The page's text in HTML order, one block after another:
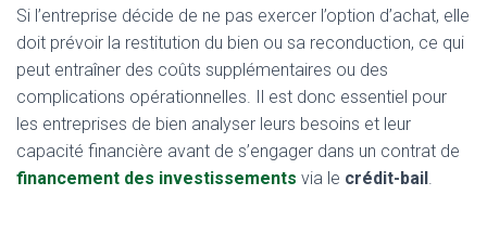
Si l’entreprise décide de ne pas exercer l’option d’achat, elle
doit prévoir la restitution du bien ou sa reconduction, ce qui
peut entraîner des coûts supplémentaires ou des
complications opérationnelles. Il est donc essentiel pour
les entreprises de bien analyser leurs besoins et leur
capacité financière avant de s’engager dans un contrat de
financement des investissements via le crédit-bail.